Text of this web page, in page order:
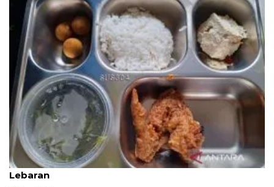
SDN Cipulir 05 Pagi Jaksel terima MBG pascalibur
Lebaran